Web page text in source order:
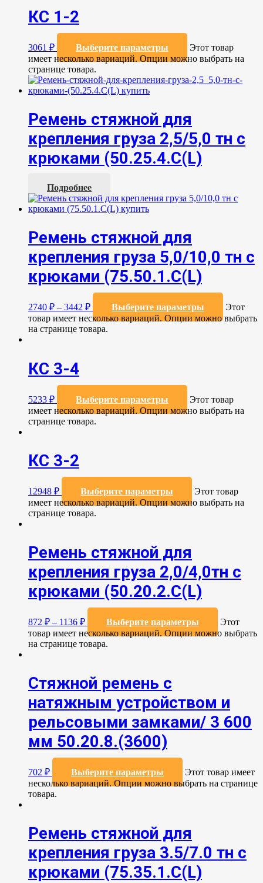
КС 1-2
3061 ₽ Выберите параметры
Этот товар
имеет несколько вариаций. Опции можно выбрать на
странице товара.
Ремень стяжной для
крепления груза 2,5/5,0 тн с
крюками (50.25.4.С(L)
Подробнее
Ремень стяжной для
крепления груза 5,0/10,0 тн с
крюками (75.50.1.C(L)
2740 ₽ – 3442 ₽ Выберите параметры
Этот
товар имеет несколько вариаций. Опции можно выбрать
на странице товара.
КС 3-4
5233 ₽ Выберите параметры
Этот товар
имеет несколько вариаций. Опции можно выбрать на
странице товара.
КС 3-2
12948 ₽ Выберите параметры
Этот товар
имеет несколько вариаций. Опции можно выбрать на
странице товара.
Ремень стяжной для
крепления груза 2,0/4,0тн с
крюками (50.20.2.C(L)
872 ₽ – 1136 ₽ Выберите параметры
Этот
товар имеет несколько вариаций. Опции можно выбрать
на странице товара.
Стяжной ремень с
натяжным устройством и
рельсовыми замками/ 3 600
мм 50.20.8.(3600)
702 ₽ Выберите параметры
Этот товар имеет
несколько вариаций. Опции можно выбрать на странице
товара.
Ремень стяжной для
крепления груза 3.5/7.0 тн с
крюками (75.35.1.C(L)